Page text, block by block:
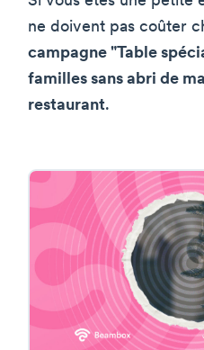
ne doivent pas coûter
campagne "Table
familles sans abri de
restaurant.